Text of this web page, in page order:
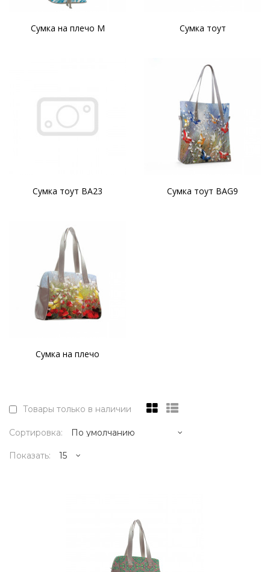
Сумка на плечо M Сумка тоут
Сумка тоут BA23 Сумка тоут BAG9
Сумка на плечо
Товары только в наличии
Сортировка:
Показать: